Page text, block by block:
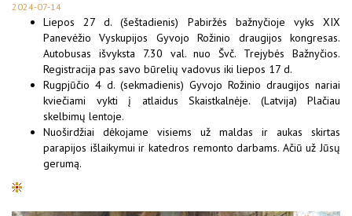
2024-07-14
Liepos 27 d. (šeštadienis) Pabiržės bažnyčioje vyks XIX
Panevėžio Vyskupijos Gyvojo Rožinio draugijos kongresas.
Autobusas išvyksta 7.30 val. nuo Švč. Trejybės Bažnyčios.
Registracija pas savo būrelių vadovus iki liepos 17 d.
Rugpjūčio 4 d. (sekmadienis) Gyvojo Rožinio draugijos nariai
kviečiami vykti į atlaidus Skaistkalnėje. (Latvija) Plačiau
skelbimų lentoje.
Nuoširdžiai dėkojame visiems už maldas ir aukas skirtas
parapijos išlaikymui ir katedros remonto darbams. Ačiū už Jūsų
gerumą.